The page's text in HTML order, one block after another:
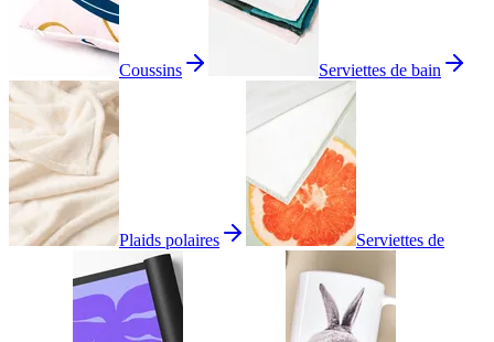
Coussins Serviettes de bain
Plaids polaires Serviettes de